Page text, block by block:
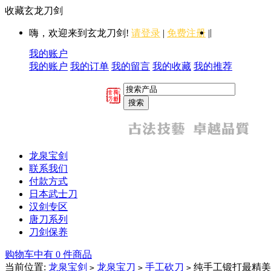
收藏玄龙刀剑
嗨，欢迎来到玄龙刀剑! 请登录 | 免费注册 ||
我的账户
我的账户 我的订单 我的留言 我的收藏 我的推荐
龙泉宝剑
联系我们
付款方式
日本武士刀
汉剑专区
唐刀系列
刀剑保养
购物车中有 0 件商品
当前位置: 龙泉宝剑 > 龙泉宝刀 > 手工砍刀 > 纯手工锻打最精